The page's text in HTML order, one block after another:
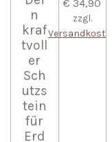
n
kraf
tvoll
er
Sch
utzs
tein
für
Erd
€ 34,90
zzgl.
Versandkosten